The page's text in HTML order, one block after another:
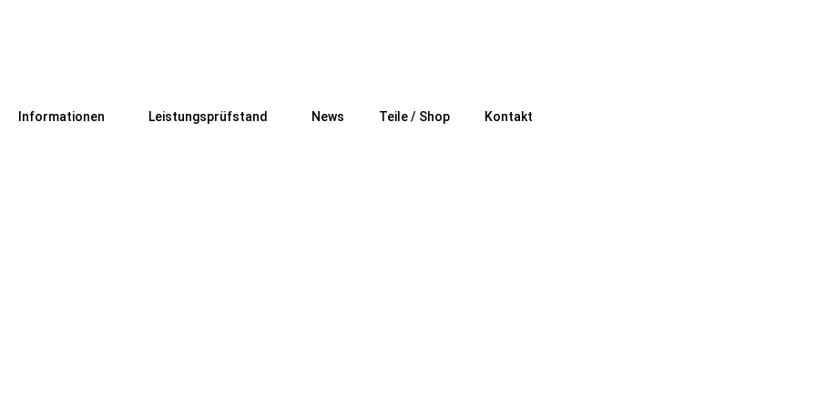
Informationen Leistungsprüfstand News Teile / Shop Kontakt